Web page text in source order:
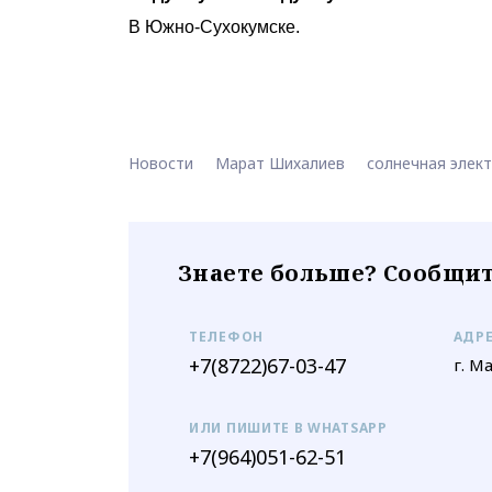
В Южно-Сухокумске.
Новости Марат Шихалиев солнечная
Знаете больше?
ТЕЛЕФОН
+7(8722)67-03-47 г.
ИЛИ ПИШИТЕ В WHATSAPP
+7(964)051-62-51